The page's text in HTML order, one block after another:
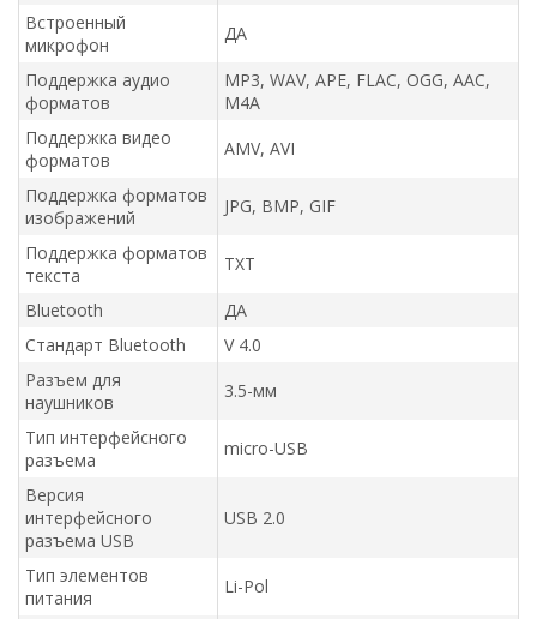
Встроенный
микрофон
ДА
Поддержка аудио
форматов
MP3, WAV, APE, FLAC, OGG, AAC,
M4A
Поддержка видео
форматов
AMV, AVI
Поддержка форматов
изображений
JPG, BMP, GIF
Поддержка форматов
текста
TXT
Bluetooth
ДА
Стандарт Bluetooth
V 4.0
Разъем для
наушников
3.5-мм
Тип интерфейсного
разъема
micro-USB
Версия
интерфейсного
разъема USB
USB 2.0
Тип элементов
питания
Li-Pol